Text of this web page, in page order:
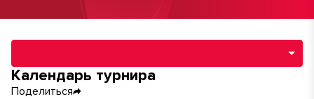
Навигация по разделам турнира
Календарь турнира
Поделиться